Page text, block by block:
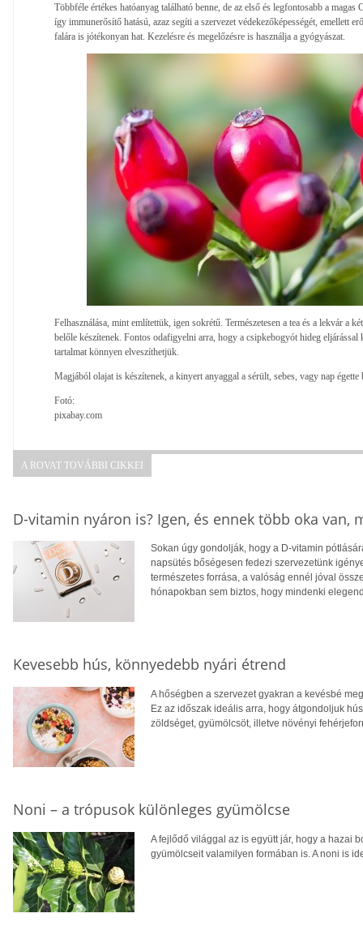
Többféle értékes hatóanyag található benne, de az első és legfontosabb a
így immunerősítő hatású, azaz segíti a szervezet védekezőképességét, emellett
falára is jótékonyan hat. Kezelésre és megelőzésre is használja a gyógyászat.
Felhasználása, mint említettük, igen sokrétű. Természetesen a tea és a lekvár a
belőle készítenek. Fontos odafigyelni arra, hogy a csipkebogyót hideg
tartalmat könnyen elveszíthetjük.
Magjából olajat is készítenek, a kinyert anyaggal a sérült, sebes, vagy nap
Fotó:
pixabay.com
A ROVAT TOVÁBBI CIKKEI
D-vitamin nyáron is? Igen, és ennek több oka van,
Sokan úgy gondolják, hogy a D-vitamin
napsütés bőségesen fedezi szervezetünk
természetes forrása, a valóság ennél jóval
hónapokban sem biztos, hogy mindenki
Kevesebb hús, könnyedebb nyári étrend
A hőségben a szervezet gyakran a kevésbé
Ez az időszak ideális arra, hogy átgondoljuk
zöldséget, gyümölcsöt, illetve növényi
Noni – a trópusok különleges gyümölcse
A fejlődő világgal az is együtt jár, hogy a hazai
gyümölcseit valamilyen formában is. A noni is